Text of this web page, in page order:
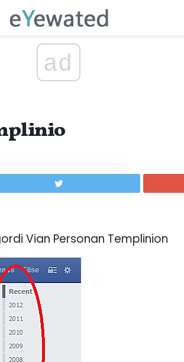
ad
Vian Personan Templinion